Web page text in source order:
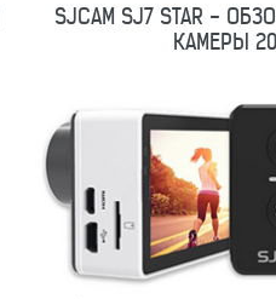
17 PRO
ORANGE
ВНЕШНИЙ
EPLUTUS
SJCAM SJ7 STAR -
КАМЕРЫ